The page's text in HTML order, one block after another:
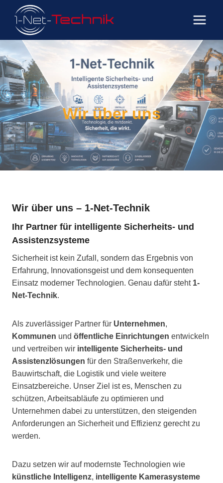
Inhalt
springen
Wir über uns
Wir über uns – 1-Net-Technik
Ihr Partner für intelligente Sicherheits- und
Assistenzsysteme
Sicherheit ist kein Zufall, sondern das Ergebnis von
Erfahrung, Innovationsgeist und dem konsequenten
Einsatz moderner Technologien. Genau dafür steht 1-
Net-Technik.
Als zuverlässiger Partner für Unternehmen,
Kommunen und öffentliche Einrichtungen entwickeln
und vertreiben wir intelligente Sicherheits- und
Assistenzlösungen für den Straßenverkehr, die
Bauwirtschaft, die Logistik und viele weitere
Einsatzbereiche. Unser Ziel ist es, Menschen zu
schützen, Arbeitsabläufe zu optimieren und
Unternehmen dabei zu unterstützen, den steigenden
Anforderungen an Sicherheit und Effizienz gerecht zu
werden.
Dazu setzen wir auf modernste Technologien wie
künstliche Intelligenz, intelligente Kamerasysteme